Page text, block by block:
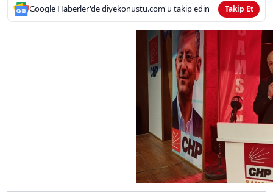
Google Haberler'de diyekonustu.com'u takip edin Takip Et